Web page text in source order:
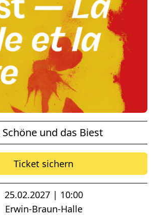
Schöne und das Biest
Ticket sichern
25.02.2027 | 10:00
Erwin-Braun-Halle